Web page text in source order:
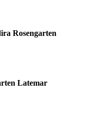
Rosengarten
Latemar